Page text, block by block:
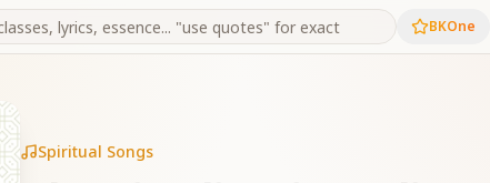
BKOne
Spiritual Songs